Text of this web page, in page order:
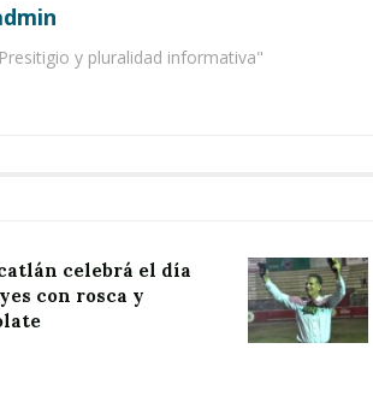
y pluralidad informativa"
celebrá el día
con rosca y